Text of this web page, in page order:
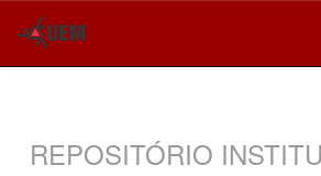
REPOSITÓRIO